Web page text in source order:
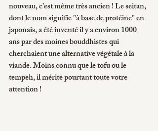
nouveau, c’est même très ancien ! Le seitan,
dont le nom signifie "à base de protéine" en
japonais, a été inventé il y a environ 1000
ans par des moines bouddhistes qui
cherchaient une alternative végétale à la
viande. Moins connu que le tofu ou le
tempeh, il mérite pourtant toute votre
attention !